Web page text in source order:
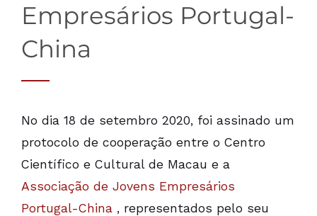
Empresários Portugal-
China
No dia 18 de setembro 2020, foi assinado um
protocolo de cooperação entre o Centro
Científico e Cultural de Macau e a
Associação de Jovens Empresários
Portugal-China , representados pelo seu